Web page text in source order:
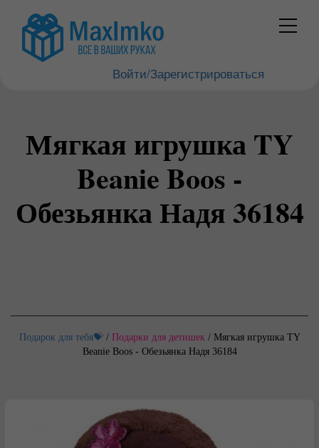
Войти/Зарегистрироваться
Мягкая игрушка TY
Beanie Boos -
Обезьянка Надя 36184
Подарок для тебя💝/ Подарки для детишек/ Мягкая игрушка TY
Beanie Boos - Обезьянка Надя 36184